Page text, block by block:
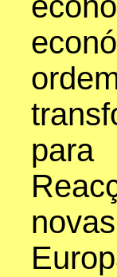
para